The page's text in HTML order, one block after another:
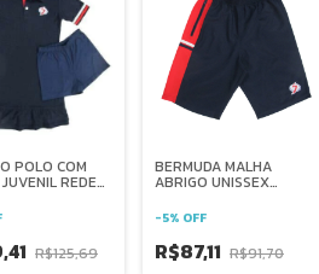
POLO COM
REDE
R$125,69
BERMUDA MALHA
ABRIGO UNISSEX
SALESIANA BRASIL
-5% OFF
R$87,11 R$91,70